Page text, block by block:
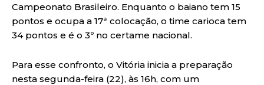
Campeonato Brasileiro. Enquanto o baiano tem 15
pontos e ocupa a 17ª colocação, o time carioca tem
34 pontos e é o 3º no certame nacional.
Para esse confronto, o Vitória inicia a preparação
nesta segunda-feira (22), às 16h, com um